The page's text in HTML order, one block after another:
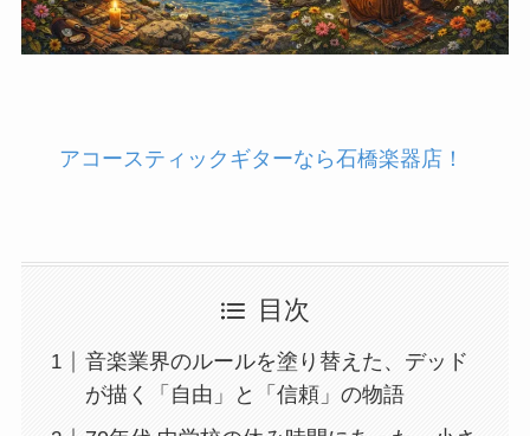
アコースティックギターなら石橋楽器店！
目次
音楽業界のルールを塗り替えた、デッド
が描く「自由」と「信頼」の物語